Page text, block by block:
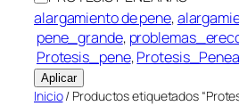
a
t
e
g
o
alargamiento de pene,
pene_grande,
Protesis_pene,
Aplicar
Inicio/ Productos etiquetados